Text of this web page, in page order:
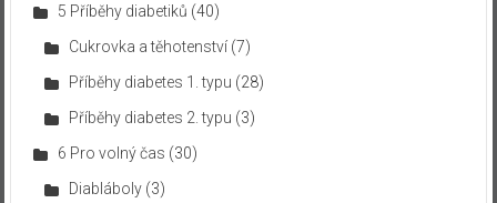
5 Příběhy diabetiků (40)
Cukrovka a těhotenství(7)
Příběhy diabetes 1. typu (28)
Příběhy diabetes 2. typu (3)
6 Pro volný čas (30)
Diabláboly(3)